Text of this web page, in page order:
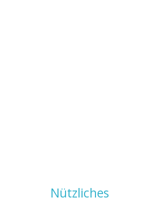
Nützliches